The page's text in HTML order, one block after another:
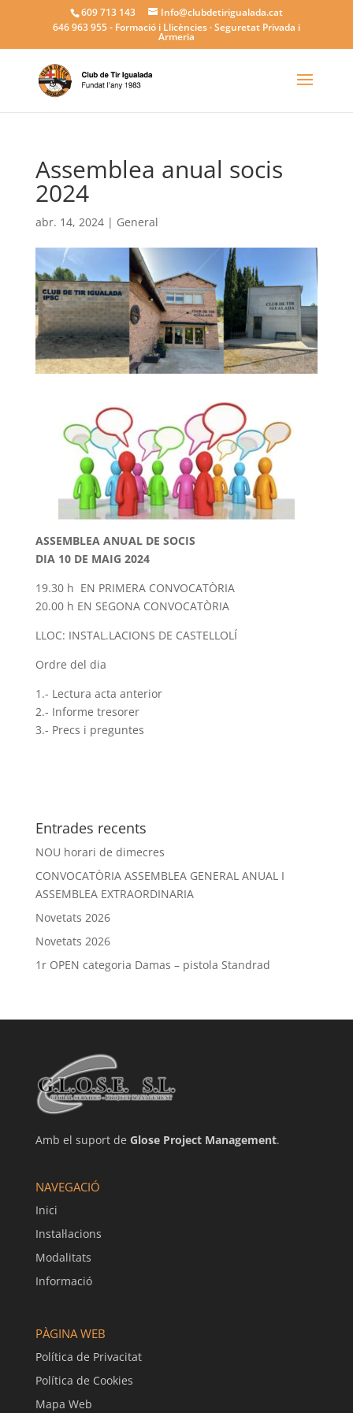
609 713 143
Info@clubdetirigualada.cat
646 963 955- Formació i Llicències · Seguretat Privada i
Armeria
Assemblea anual socis
2024
abr. 14, 2024| General
ASSEMBLEA ANUAL DE SOCIS
DIA 10 DE MAIG 2024
19.30 h EN PRIMERA CONVOCATÒRIA
20.00 h EN SEGONA CONVOCATÒRIA
LLOC: INSTAL.LACIONS DE CASTELLOLÍ
Ordre del dia
1.- Lectura acta anterior
2.- Informe tresorer
3.- Precs i preguntes
Entrades recents
NOU horari de dimecres
CONVOCATÒRIA ASSEMBLEA GENERAL ANUAL I
ASSEMBLEA EXTRAORDINARIA
Novetats 2026
Novetats 2026
1r OPEN categoria Damas – pistola Standrad
Amb el suport de Glose Project Management.
NAVEGACIÓ
Inici
Instal·lacions
Modalitats
Informació
PÀGINA WEB
Política de Privacitat
Política de Cookies
Mapa Web